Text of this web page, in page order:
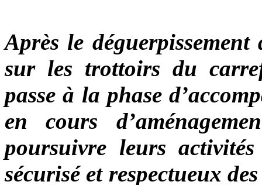
Après le
sur les trottoirs du
passe à la phase
en cours
poursuivre leurs
sécurisé et respectueux